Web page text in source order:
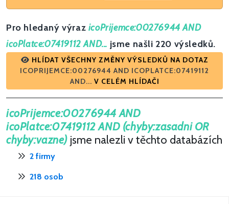
Pro hledaný výraz icoPrijemce:00276944 AND
icoPlatce:07419112 AND... jsme našli 220 výsledků.
HLÍDAT VŠECHNY ZMĚNY VÝSLEDKŮ NA DOTAZ
ICOPRIJEMCE:00276944 AND ICOPLATCE:07419112
AND... V CELÉM HLÍDAČI
icoPrijemce:00276944 AND
icoPlatce:07419112 AND (chyby:zasadni OR
chyby:vazne) jsme nalezli v těchto databázích
2 firmy
218 osob